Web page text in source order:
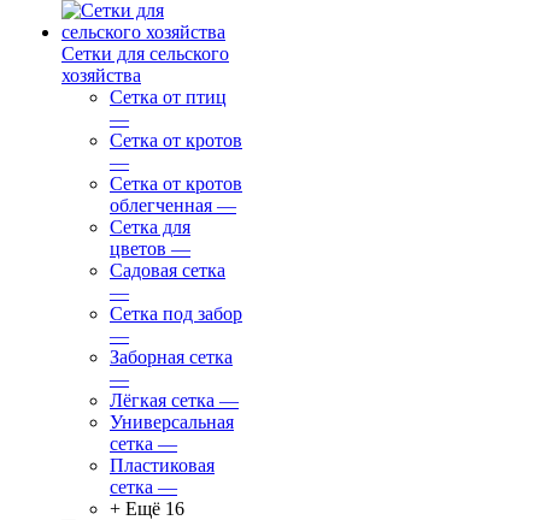
Сетки для сельского
хозяйства
Сетка от птиц
—
Сетка от кротов
—
Сетка от кротов
облегченная —
Сетка для
цветов —
Садовая сетка
—
Сетка под забор
—
Заборная сетка
—
Лёгкая сетка —
Универсальная
сетка —
Пластиковая
сетка —
+ Ещё 16